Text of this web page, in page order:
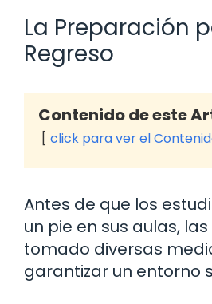
La Preparación
Regreso
Contenido de este
click para ver el
Antes de que los
un pie en sus aulas,
tomado diversas
garantizar un entorno